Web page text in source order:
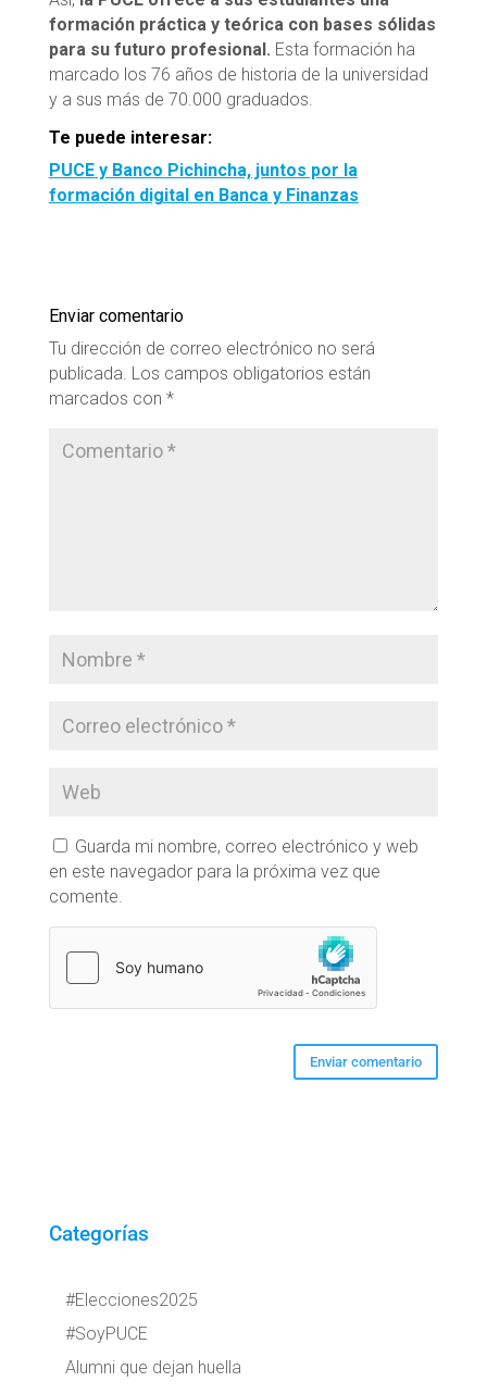
formación práctica y teórica con bases sólidas
para su futuro profesional. Esta formación ha
marcado los 76 años de historia de la universidad
y a sus más de 70.000 graduados.
Te puede interesar:
PUCE y Banco Pichincha, juntos por la
formación digital en Banca y Finanzas
Enviar comentario
Tu dirección de correo electrónico no será
publicada. Los campos obligatorios están
marcados con *
Guarda mi nombre, correo electrónico y web
en este navegador para la próxima vez que
comente.
Categorías
#Elecciones2025
#SoyPUCE
Alumni que dejan huella